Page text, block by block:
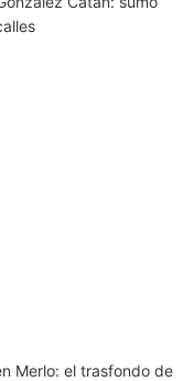
Merlo: el trasfondo de